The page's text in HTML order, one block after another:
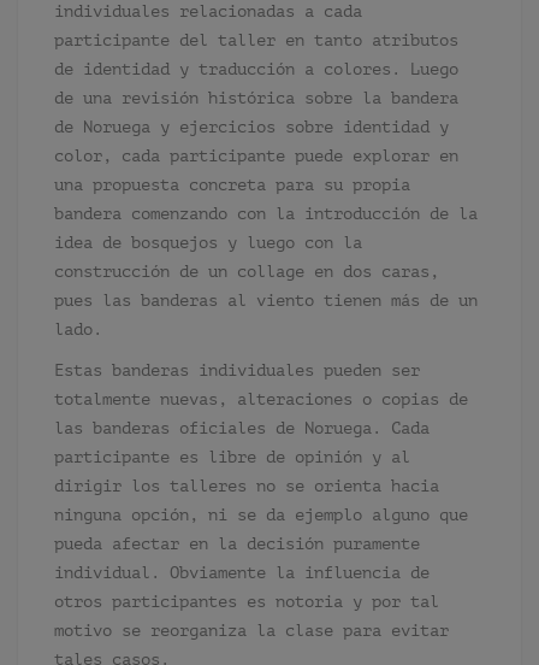
individuales relacionadas a cada
participante del taller en tanto atributos
de identidad y traducción a colores. Luego
de una revisión histórica sobre la bandera
de Noruega y ejercicios sobre identidad y
color, cada participante puede explorar en
una propuesta concreta para su propia
bandera comenzando con la introducción de la
idea de bosquejos y luego con la
construcción de un collage en dos caras,
pues las banderas al viento tienen más de un
lado.
Estas banderas individuales pueden ser
totalmente nuevas, alteraciones o copias de
las banderas oficiales de Noruega. Cada
participante es libre de opinión y al
dirigir los talleres no se orienta hacia
ninguna opción, ni se da ejemplo alguno que
pueda afectar en la decisión puramente
individual. Obviamente la influencia de
otros participantes es notoria y por tal
motivo se reorganiza la clase para evitar
tales casos.